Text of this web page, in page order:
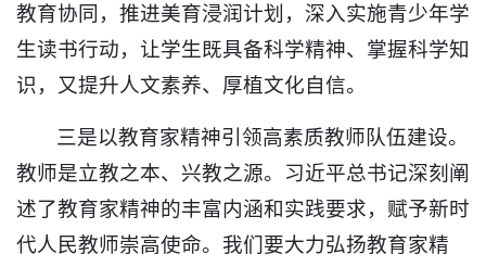
教育协同，推进美育浸润计划，深入实施青少年学
生读书行动，让学生既具备科学精神、掌握科学知
识，又提升人文素养、厚植文化自信。
三是以教育家精神引领高素质教师队伍建设。
教师是立教之本、兴教之源。习近平总书记深刻阐
述了教育家精神的丰富内涵和实践要求，赋予新时
代人民教师崇高使命。我们要大力弘扬教育家精